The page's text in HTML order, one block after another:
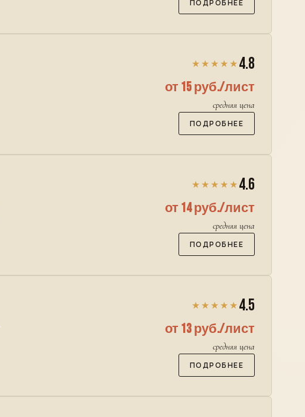
ПОДРОБНЕЕ
★★★★★ 4.8
от 15 руб./лист
средняя цена
ПОДРОБНЕЕ
★★★★★ 4.6
от 14 руб./лист
средняя цена
ПОДРОБНЕЕ
★★★★★ 4.5
от 13 руб./лист
средняя цена
ПОДРОБНЕЕ